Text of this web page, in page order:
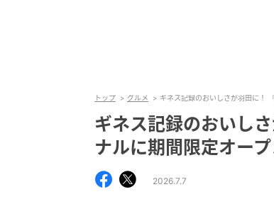
トップ グルメ ギネス記録のおいしさが羽田に！
ギネス記録のおいし
ナルに期間限定オー
2026.7.7